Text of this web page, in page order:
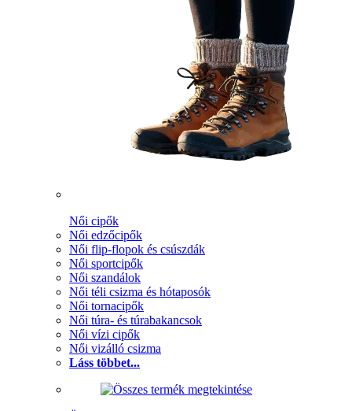
Női cipők
Női edzőcipők
Női flip-flopok és csúszdák
Női sportcipők
Női szandálok
Női téli csizma és hótaposók
Női tornacipők
Női túra- és túrabakancsok
Női vízi cipők
Női vizálló csizma
Láss többet...